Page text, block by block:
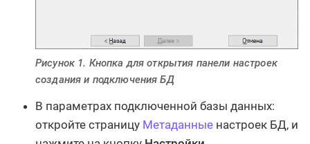
Рисунок 1. Кнопка для открытия панели настроек
создания и подключения БД
В параметрах подключенной базы данных:
откройте страницу Метаданные настроек БД, и